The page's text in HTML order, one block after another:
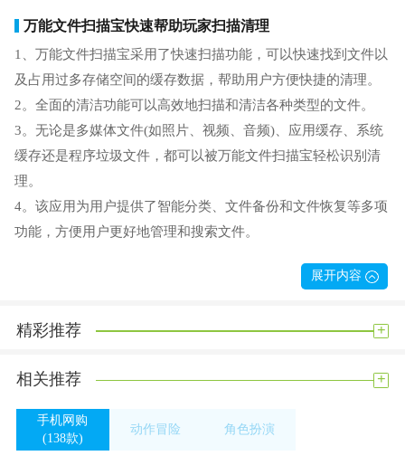
万能文件扫描宝快速帮助玩家扫描清理
1、万能文件扫描宝采用了快速扫描功能，可以快速找到文件以
及占用过多存储空间的缓存数据，帮助用户方便快捷的清理。
2。全面的清洁功能可以高效地扫描和清洁各种类型的文件。
3。无论是多媒体文件(如照片、视频、音频)、应用缓存、系统
缓存还是程序垃圾文件，都可以被万能文件扫描宝轻松识别清
理。
4。该应用为用户提供了智能分类、文件备份和文件恢复等多项
功能，方便用户更好地管理和搜索文件。
1。用户可以通过这些功能将文件自动归入不同的类别，进行便
捷的备份和恢复操作，保证数据的安全可靠。
3。添加或修改文件名称很方便，可以帮助用户高效地管理和识
4。该软件有一个易于使用的用户界面，适合每个人。入门容
易，轻松创建自己的文件。
展开内容
精彩推荐 +
相关推荐 +
手机网购
(138款)
动作冒险
角色扮演